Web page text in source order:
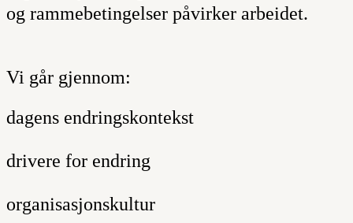
og rammebetingelser påvirker arbeidet.
Vi går gjennom:
dagens endringskontekst
drivere for endring
organisasjonskultur